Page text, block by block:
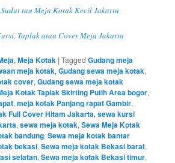
tau Meja Kotak Kecil Jakarta
Taplak atau Cover Meja Jakarta
,Meja Kotak |Tagged Gudang meja
meja kotak,Gudang sewa meja kotak,
cover,Gudang sewa meja kotak
Kotak Taplak Skirting Putih Area bogor,
,meja kotak Panjang rapat Gambir,
Full Cover Hitam Jakarta,sewa kursi
,sewa meja kotak,Sewa Meja Kotak
bandung,Sewa meja kotak bantar
bekasi,Sewa meja kotak Bekasi barat,
selatan,Sewa meja kotak Bekasi timur,